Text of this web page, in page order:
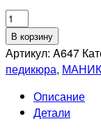
Количество
товара
MERTZ
A647
для
ногтей
В корзину
Артикул: A647
педикюра,
Описание
Детали